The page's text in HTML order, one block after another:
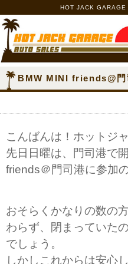
HOT JACK GARAGE
BMW MINI friends@門
こんばんは！ホットジ
先日日曜は、門司港で
friends＠門司港に参加
おそらくかなりの数の
わらず、閉まっていた
でしょう。
しかしこれからは安心